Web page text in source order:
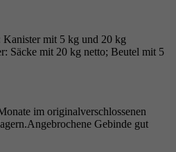
mit 5 kg und 20 kg
Säcke mit 20 kg netto; Beutel mit 5
im originalverschlossenen
Gebinde gut